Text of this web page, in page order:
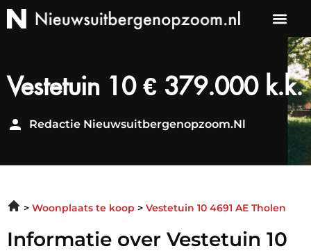
Vestetuin 10 € 379.000 k.k.
Redactie Nieuwsuitbergenopzoom.nl
Woonplaats te koop Vestetuin 10 4691 AE Tholen
Informatie over Vestetuin 10